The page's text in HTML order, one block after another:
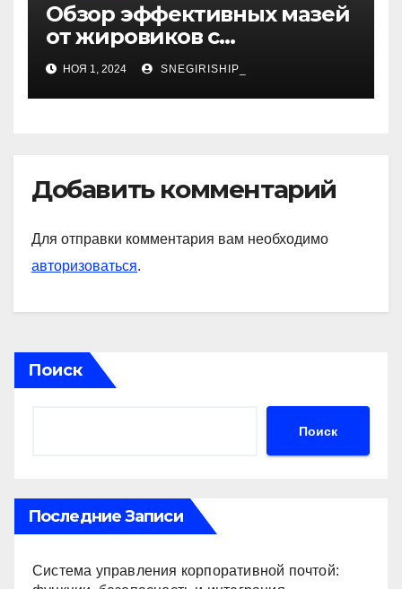
Обзор эффективных мазей
от жировиков с
рассасывающим эффектом
НОЯ 1, 2024 SNEGIRISHIP_
Добавить комментарий
Для отправки комментария вам необходимо
авторизоваться.
Поиск
Поиск
Последние Записи
Система управления корпоративной почтой: